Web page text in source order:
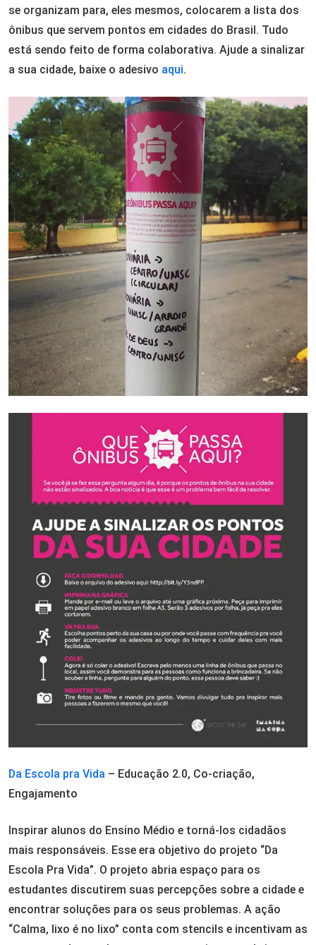
se organizam para, eles mesmos, colocarem a lista dos
ônibus que servem pontos em cidades do Brasil. Tudo
está sendo feito de forma colaborativa. Ajude a sinalizar
a sua cidade, baixe o adesivo aqui.
Da Escola pra Vida – Educação 2.0, Co-criação,
Engajamento
Inspirar alunos do Ensino Médio e torná-los cidadãos
mais responsáveis. Esse era objetivo do projeto “Da
Escola Pra Vida”. O projeto abria espaço para os
estudantes discutirem suas percepções sobre a cidade e
encontrar soluções para os seus problemas. A ação
“Calma, lixo é no lixo” conta com stencils e incentivam as